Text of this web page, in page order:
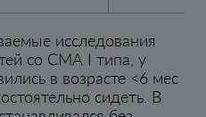
исследования
со СМА I типа, у
в возрасте <6 мес
сидеть. В